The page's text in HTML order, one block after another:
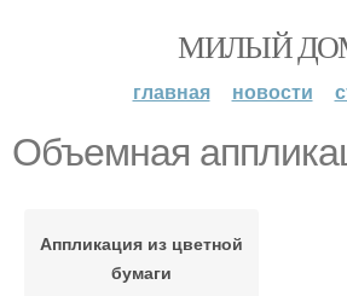
МИЛЫЙ
главная новости
Объемная
Аппликация из цветной
бумаги